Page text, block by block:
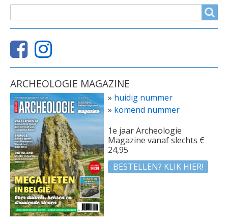
ARCHEOLOGIE MAGAZINE
» huidig nummer
» komend nummer
1e jaar Archeologie
Magazine vanaf slechts €
24,95
BESTELLEN? KLIK HIER!